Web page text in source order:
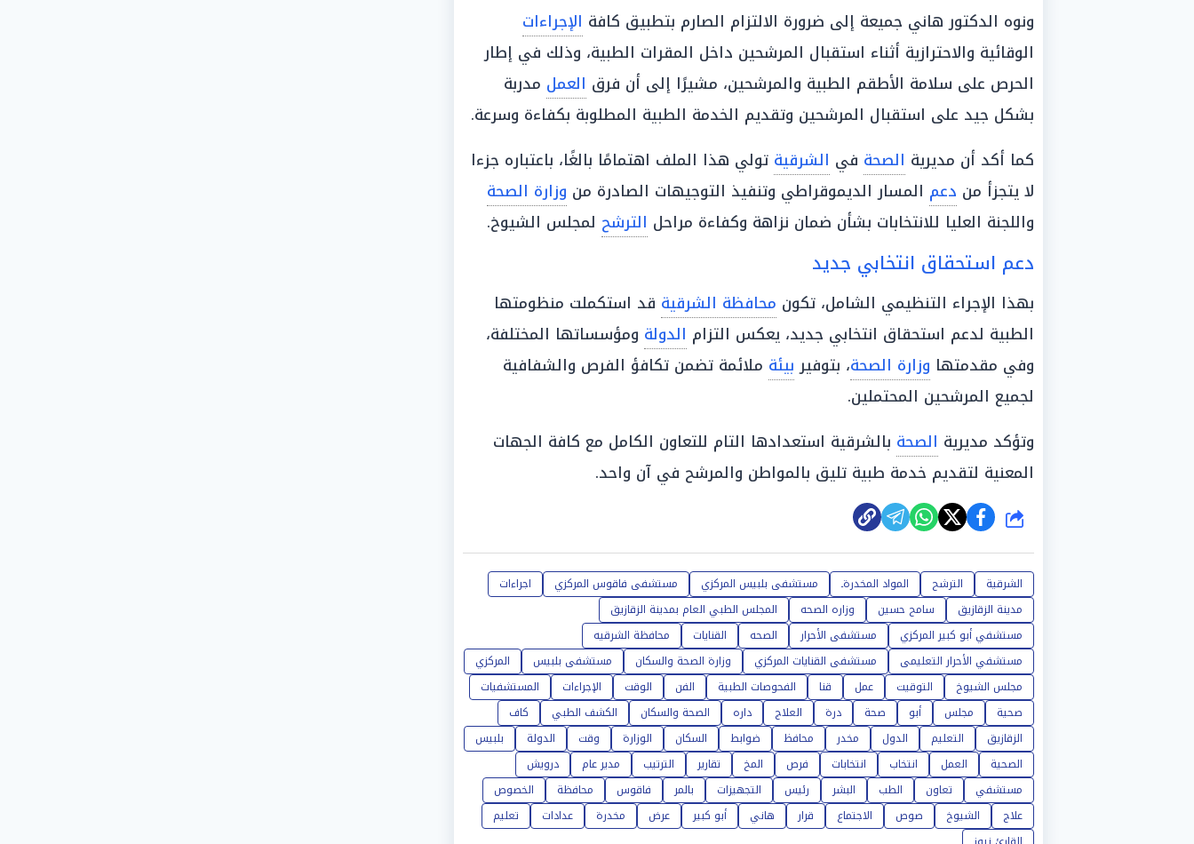
ونوه الدكتور هاني جميعة إلى ضرورة الالتزام الصارم بتطبيق كافة الإجراءات
الوقائية والاحترازية أثناء استقبال المرشحين داخل المقرات الطبية، وذلك في إطار
الحرص على سلامة الأطقم الطبية والمرشحين، مشيرًا إلى أن فرق العمل مدربة
بشكل جيد على استقبال المرشحين وتقديم الخدمة الطبية المطلوبة بكفاءة وسرعة.
كما أكد أن مديرية الصحة في الشرقية تولي هذا الملف اهتمامًا بالغًا، باعتباره جزءا
لا يتجزأ من دعم المسار الديموقراطي وتنفيذ التوجيهات الصادرة من وزارة الصحة
واللجنة العليا للانتخابات بشأن ضمان نزاهة وكفاءة مراحل الترشح لمجلس الشيوخ.
دعم استحقاق انتخابي جديد
بهذا الإجراء التنظيمي الشامل، تكون محافظة الشرقية قد استكملت منظومتها
الطبية لدعم استحقاق انتخابي جديد، يعكس التزام الدولة ومؤسساتها المختلفة،
وفي مقدمتها وزارة الصحة، بتوفيربيئة ملائمة تضمن تكافؤ الفرص والشفافية
لجميع المرشحين المحتملين.
وتؤكد مديرية الصحة بالشرقية استعدادها التام للتعاون الكامل مع كافة الجهات
المعنية لتقديم خدمة طبية تليق بالمواطن والمرشح في آن واحد.
شارك
الشرقية الترشح المواد المخدرةـ مستشفى بلبيس المركزي مستشفى فاقوس المركزي
اجراءات
مدينة الزقازيق
سامح حسين وزاره الصحه
المجلس الطبي العام بمدينة الزقازيق
مستشفي أبو كبير المركزي
مستشفى الأحرار الصحه القنايات
محافظة الشرقيه
مستشفي الأحرار التعليمى
مستشفى القنايات المركزي وزارة الصحة والسكان مستشفى بلبيس
المركزي
مجلس الشيوخ
التوقيت عمل قنا الفحوصات الطبية الفن الوقت الإجراءات
المستشفيات
صحية
مجلس أبو صحة درة العلاج داره الصحة والسكان الكشف الطبي
كاف
الزقازيق
التعليم الدول مخدر محافظ ضوابط السكان الوزارة وقت الدولة
بلبيس
الصحية
العمل انتخاب انتخابات فرص المخ تقارير الترتيب مدير عام
درويش
مستشفي
تعاون الطب البشر رئيس التجهيزات بالمر فاقوس محافظة
الخصوص
علاج
الشيوخ صوص الاجتماع قرار هاني أبو كبير عرض مخدرة عدادات
تعليم